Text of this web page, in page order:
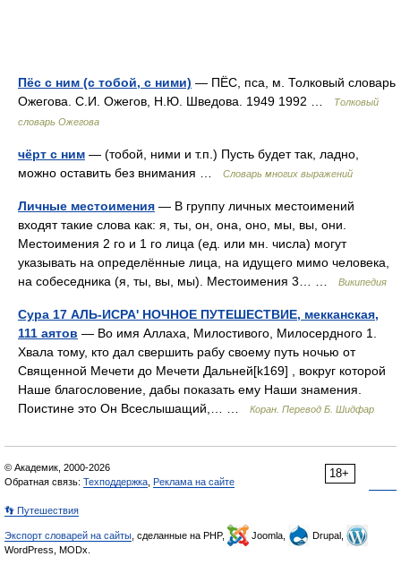
Пёс с ним (с тобой, с ними) — ПЁС, пса, м. Толковый словарь
Ожегова. С.И. Ожегов, Н.Ю. Шведова. 1949 1992 …
Толковый
словарь Ожегова
чёрт с ним — (тобой, ними и т.п.) Пусть будет так, ладно,
можно оставить без внимания …
Словарь многих выражений
Личные местоимения — В группу личных местоимений
входят такие слова как: я, ты, он, она, оно, мы, вы, они.
Местоимения 2 го и 1 го лица (ед. или мн. числа) могут
указывать на определённые лица, на идущего мимо человека,
на собеседника (я, ты, вы, мы). Местоимения 3… …
Википедия
Сура 17 АЛЬ-ИСРА' НОЧНОЕ ПУТЕШЕСТВИЕ, мекканская,
111 аятов — Во имя Аллаха, Милостивого, Милосердного 1.
Хвала тому, кто дал свершить рабу своему путь ночью от
Священной Мечети до Мечети Дальней[k169] , вокруг которой
Наше благословение, дабы показать ему Наши знамения.
Поистине это Он Всеслышащий,… …
Коран. Перевод Б. Шидфар
18+
© Академик, 2000-2026
Обратная связь: Техподдержка Реклама на сайте
👣 Путешествия
Экспорт словарей на сайты , сделанные на PHP, Joomla,
Drupal,
WordPress, MODx.